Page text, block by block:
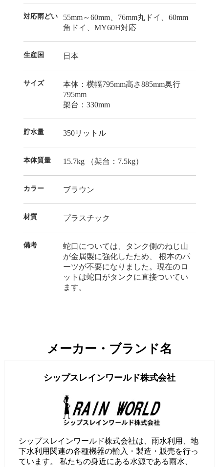
対応雨どい
55mm～60mm、76mm丸ドイ、60mm
角ドイ、MY60H対応
生産国 日本
サイズ
本体：横幅795mm高さ885mm奥行
795mm
架台：330mm
貯水量 350リットル
本体質量 15.7kg （架台：7.5kg）
カラー ブラウン
材質 プラスチック
備考
蛇口については、タンク側のねじ山
が金属製に強化したため、 根本のパ
ーツが不要になりました。現在のロ
ットは蛇口がタンクに直接ついてい
ます。
メーカー・ブランド名
シップスレインワールド株式会社
シップスレインワールド株式会社は、雨水利用、地
下水利用関連の各種機器の輸入・製造・販売を行っ
ています。 私たちの身近にある水源である雨水、